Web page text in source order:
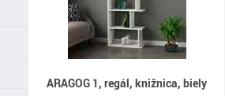
ARAGOG 1, regál, knižnica, biely